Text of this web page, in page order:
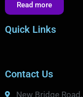
Read more
Quick Links
Contact Us
New Bridge